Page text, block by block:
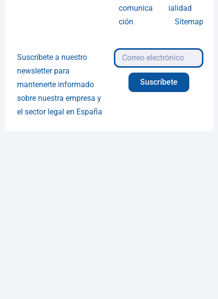
comunica
ción
ialidad
Sitemap
Suscríbete a nuestro
newsletter para
mantenerte informado
sobre nuestra empresa y
el sector legal en España
Suscríbete